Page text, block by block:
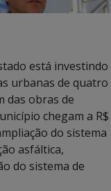
está investindo
urbanas de quatro
das obras de
chegam a R$
do sistema
asfáltica,
do sistema de